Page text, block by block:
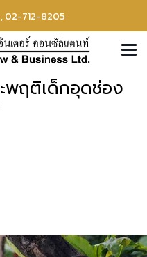
02-712-8205
พฤติเด็กอุดช่อง